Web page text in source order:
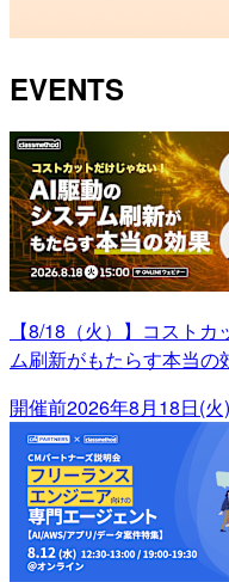
EVENTS
【8/18（火）】コスト
ム刷新がもたらす本当の
開催前2026年8月18日(火